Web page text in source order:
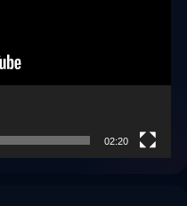
02:20